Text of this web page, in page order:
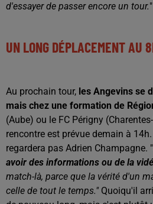
d'essayer de passer encore un tour."
UN LONG DÉPLACEMENT AU
Au prochain tour, les Angevins se
mais chez une formation de
(Aube) ou le FC Périgny
rencontre est prévue demain à
regardera pas Adrien Champagne. "
avoir des informations ou de la
match-là, parce que la vérité d'un
celle de tout le temps."Quoiqu'il